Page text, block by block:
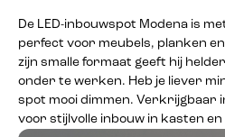
De LED-inbouwspot Modena is
perfect voor meubels, planken
zijn smalle formaat geeft hij
onder te werken. Heb je liever
spot mooi dimmen. Verkrijgbaar
voor stijlvolle inbouw in kasten en